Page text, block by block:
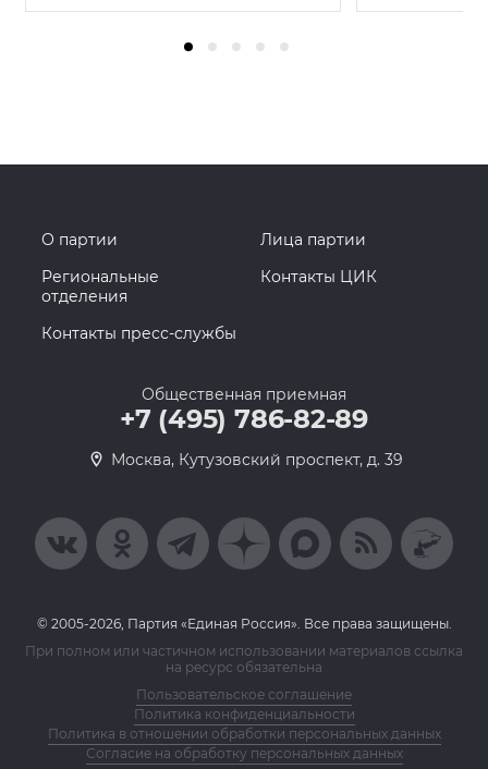
О партии
Лица партии
Региональные
отделения
Контакты ЦИК
Контакты пресс-службы
Общественная приемная
+7 (495) 786-82-89
Москва, Кутузовский проспект, д. 39
© 2005-2026, Партия «Единая Россия». Все права защищены.
При полном или частичном использовании материалов ссылка
на ресурс обязательна
Пользовательское соглашение
Политика конфиденциальности
Политика в отношении обработки персональных данных
Согласие на обработку персональных данных